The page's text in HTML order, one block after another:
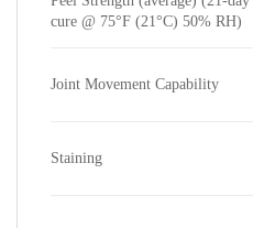
cure @ 75°F (21°C) 50% RH)
Joint Movement Capability
Staining